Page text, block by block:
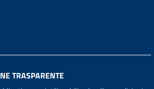
TRASPARENTE